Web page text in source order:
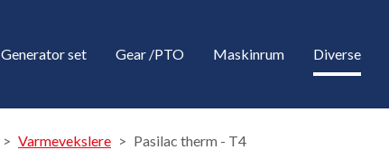
Generator set Gear /PTO Maskinrum Diverse
Varmevekslere Pasilac therm - T4